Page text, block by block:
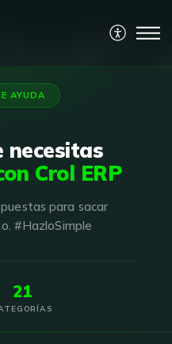
AYUDA
necesitas
Crol ERP
para sacar
#HazloSimple
21